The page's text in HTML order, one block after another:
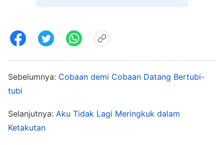
untuk diselamatkan? Aku terus memikirkan
dan aku menjadi makin gelisah saat
dan kehilangan kekuatan, tidak bisa tenang. Aku
berpikir bahwa aku harus segera lari dari bahaya,
Sebelumnya: Cobaan demi Cobaan Datang Bertubi-
tubi
Selanjutnya: Aku Tidak Lagi Meringkuk dalam
Ketakutan